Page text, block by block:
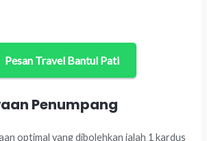
Pesan Travel Bantul Pati
Penumpang
optimal yang dibolehkan ialah 1 kardus